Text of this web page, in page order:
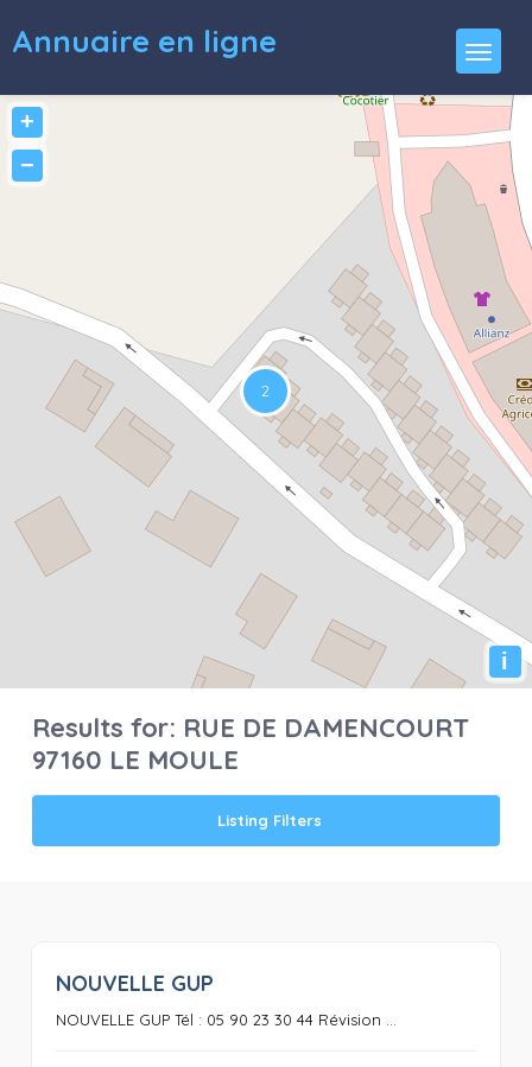
Annuaire en ligne
+
−
i
Results for: RUE DE DAMENCOURT
97160 LE MOULE
Listing Filters
NOUVELLE GUP
NOUVELLE GUP Tél : 05 90 23 30 44 Révision ...